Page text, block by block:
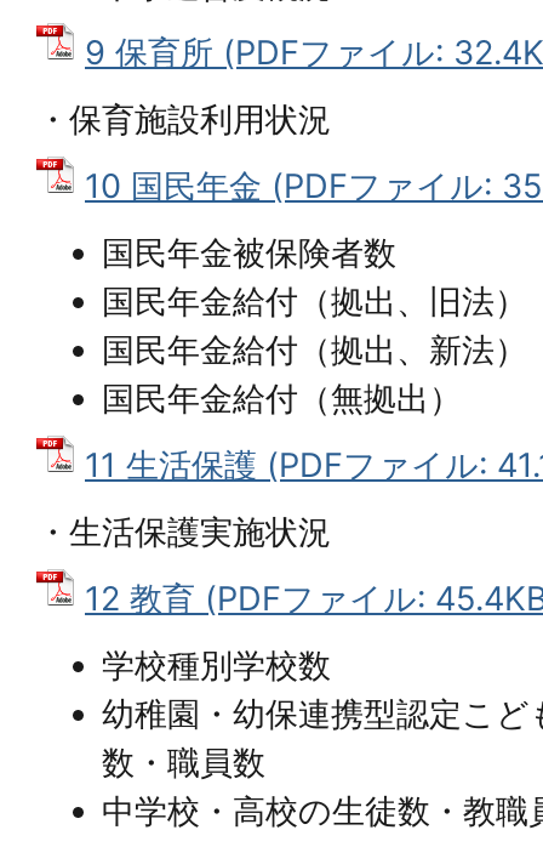
9 保育所 (PDFファイル:
・保育施設利用状況
10 国民年金 (PDFファイル:
国民年金被保険者数
国民年金給付（拠出、旧法）
国民年金給付（拠出、新法）
国民年金給付（無拠出）
11 生活保護 (PDFファイル:
・生活保護実施状況
12 教育 (PDFファイル:
学校種別学校数
幼稚園・幼保連携型認定こ
数・職員数
中学校・高校の生徒数・教